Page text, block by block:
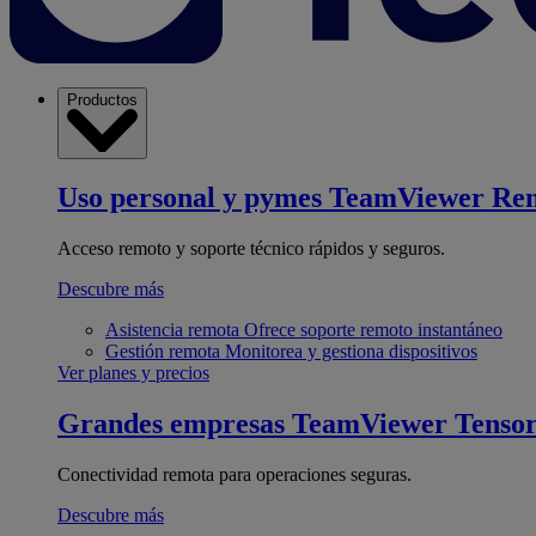
Productos
Uso personal y pymes TeamViewer
Acceso remoto y soporte técnico rápidos y seguros.
Descubre más
Asistencia remota Ofrece soporte remoto instantáneo
Gestión remota Monitorea y gestiona dispositivos
Ver planes y precios
Grandes empresas TeamViewer Tensor
Conectividad remota para operaciones seguras.
Descubre más